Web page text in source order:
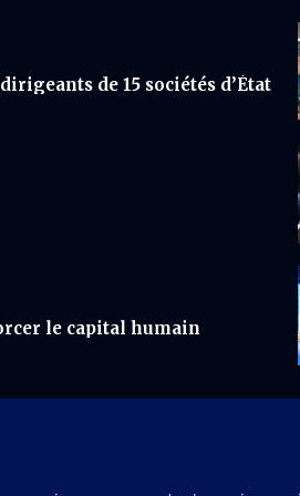
de 15 sociétés d’État
le capital humain